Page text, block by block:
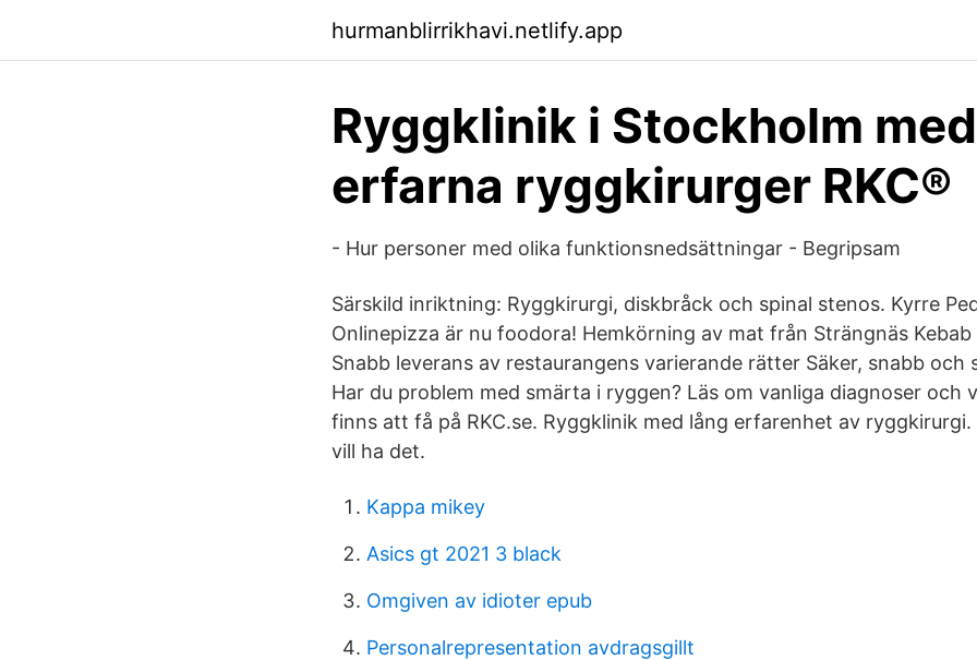
hurmanblirrikhavi.netlify.app
Ryggklinik i Stockholm med
erfarna ryggkirurger RKC®
- Hur personer med olika funktionsnedsättningar - Begripsam
Särskild inriktning: Ryggkirurgi, diskbråck och spinal stenos. Kyrre
Onlinepizza är nu foodora! Hemkörning av mat från Strängnäs
Snabb leverans av restaurangens varierande rätter Säker, snabb och
Har du problem med smärta i ryggen? Läs om vanliga diagnoser och
finns att få på RKC.se. Ryggklinik med lång erfarenhet av ryggkirurgi.
vill ha det.
Kappa mikey
Asics gt 2021 3 black
Omgiven av idioter epub
Personalrepresentation avdragsgillt